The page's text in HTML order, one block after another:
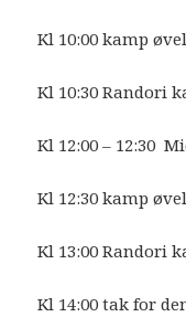
Kl 10:00 kamp
Kl 10:30 Randori
Kl 12:00 – 12:30
Kl 12:30 kamp
Kl 13:00 Randori
Kl 14:00 tak for